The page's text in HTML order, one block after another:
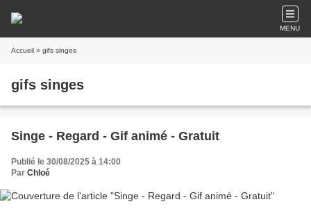
MENU
Accueil » gifs singes
gifs singes
Singe - Regard - Gif animé - Gratuit
Publié le 30/08/2025 à 14:00
Par Chloé